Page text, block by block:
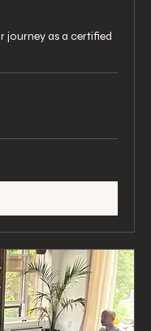
journey as a certified